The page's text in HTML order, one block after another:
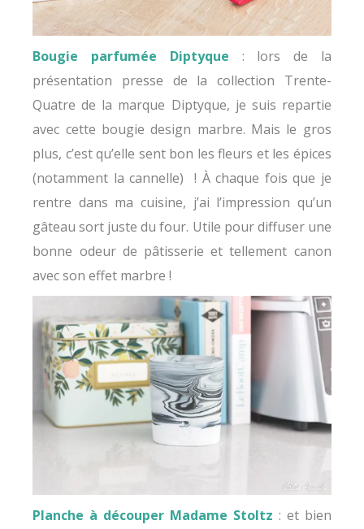
Bougie parfumée Diptyque
: lors de la
présentation presse de la collection Trente-
Quatre de la marque Diptyque, je suis repartie
avec cette bougie design marbre. Mais le gros
plus, c’est qu’elle sent bon les fleurs et les épices
(notamment la cannelle) ! À chaque fois que je
rentre dans ma cuisine, j’ai l’impression qu’un
gâteau sort juste du four. Utile pour diffuser une
bonne odeur de pâtisserie et tellement canon
avec son effet marbre !
Planche à découper Madame Stoltz : et bien